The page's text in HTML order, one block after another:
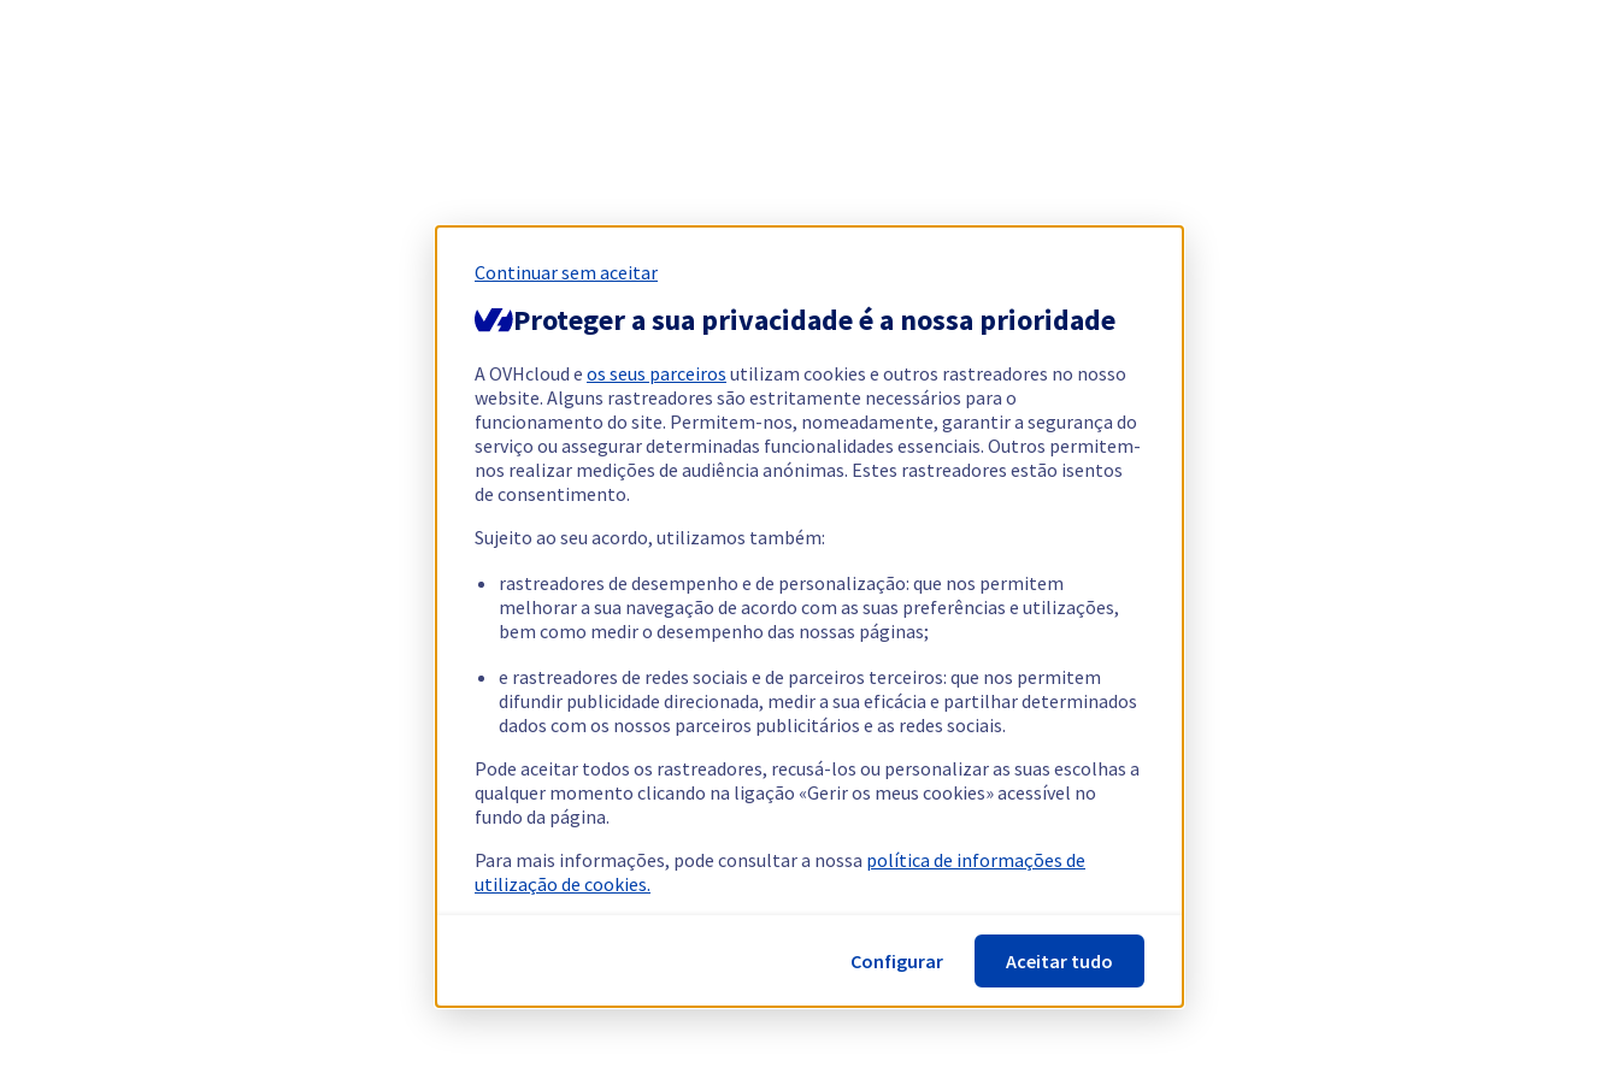
Continuar sem aceitar
Proteger a sua privacidade é a nossa prioridade
A OVHcloud e os seus parceiros utilizam cookies e outros rastreadores no nosso
website. Alguns rastreadores são estritamente necessários para o
funcionamento do site. Permitem-nos, nomeadamente, garantir a segurança do
serviço ou assegurar determinadas funcionalidades essenciais. Outros permitem-
nos realizar medições de audiência anónimas. Estes rastreadores estão isentos
de consentimento.
Sujeito ao seu acordo, utilizamos também:
rastreadores de desempenho e de personalização: que nos permitem
melhorar a sua navegação de acordo com as suas preferências e utilizações,
bem como medir o desempenho das nossas páginas;
e rastreadores de redes sociais e de parceiros terceiros: que nos permitem
difundir publicidade direcionada, medir a sua eficácia e partilhar determinados
dados com os nossos parceiros publicitários e as redes sociais.
Pode aceitar todos os rastreadores, recusá-los ou personalizar as suas escolhas a
qualquer momento clicando na ligação «Gerir os meus cookies» acessível no
fundo da página.
Para mais informações, pode consultar a nossa política de informações de
utilização de cookies.
Configurar Aceitar tudo